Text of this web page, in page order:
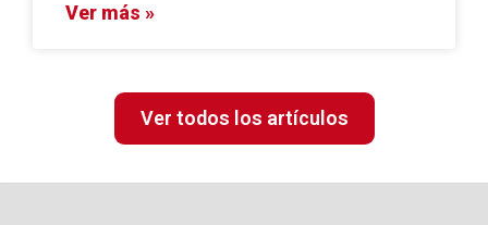
Ver más »
Ver todos los artículos